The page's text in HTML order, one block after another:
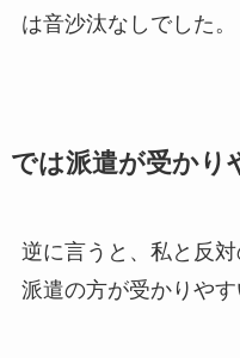
は音沙汰なしでした。
では派遣が受かり
逆に言うと、私と反
派遣の方が受かりやす